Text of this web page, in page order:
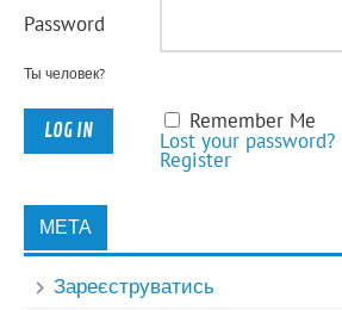
Password
Ты человек?
Remember Me
Lost your password?
Register
МЕТА
Зареєструватись